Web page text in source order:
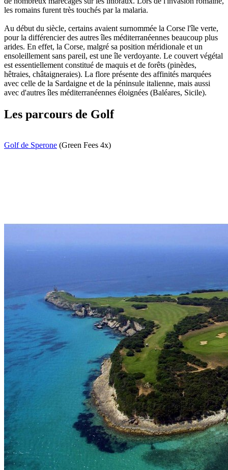
les romains furent très touchés par la malaria.
Au début du siècle, certains avaient surnommée la Corse l'île verte,
pour la différencier des autres îles méditerranéennes beaucoup plus
arides. En effet, la Corse, malgré sa position méridionale et un
ensoleillement sans pareil, est une île verdoyante. Le couvert végétal
est essentiellement constitué de maquis et de forêts (pinèdes,
hêtraies, châtaigneraies). La flore présente des affinités marquées
avec celle de la Sardaigne et de la péninsule italienne, mais aussi
avec d'autres îles méditerranéennes éloignées (Baléares, Sicile).
Les parcours de Golf
Golf de Sperone (Green Fees 4x)